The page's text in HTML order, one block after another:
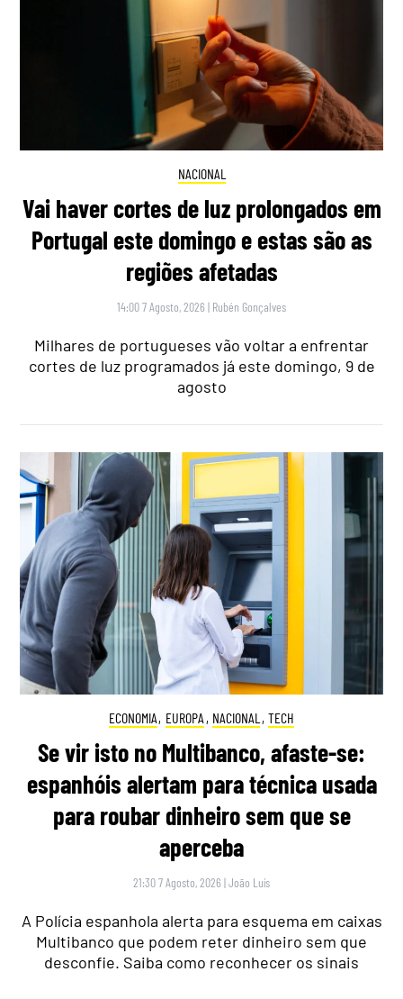
NACIONAL
Vai haver cortes de luz prolongados em
Portugal este domingo e estas são as
regiões afetadas
14:00 7 Agosto, 2026 | Rubén Gonçalves
Milhares de portugueses vão voltar a enfrentar
cortes de luz programados já este domingo, 9 de
agosto
ECONOMIA, EUROPA , NACIONAL , TECH
Se vir isto no Multibanco, afaste-se:
espanhóis alertam para técnica usada
para roubar dinheiro sem que se
aperceba
21:30 7 Agosto, 2026 |João Luís
A Polícia espanhola alerta para esquema em caixas
Multibanco que podem reter dinheiro sem que
desconfie. Saiba como reconhecer os sinais